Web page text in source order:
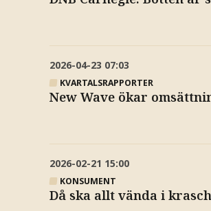
2026-04-23 07:03
KVARTALSRAPPORTER
New Wave ökar
2026-02-21 15:00
KONSUMENT
Då ska allt vända i